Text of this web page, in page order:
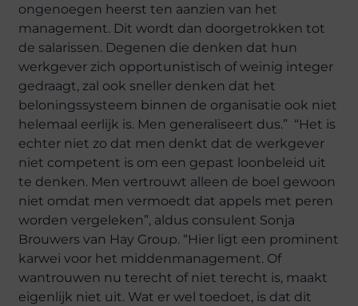
ongenoegen heerst ten aanzien van het
management. Dit wordt dan doorgetrokken tot
de salarissen. Degenen die denken dat hun
werkgever zich opportunistisch of weinig integer
gedraagt, zal ook sneller denken dat het
beloningssysteem binnen de organisatie ook niet
helemaal eerlijk is. Men generaliseert dus.” “Het is
echter niet zo dat men denkt dat de werkgever
niet competent is om een gepast loonbeleid uit
te denken. Men vertrouwt alleen de boel gewoon
niet omdat men vermoedt dat appels met peren
worden vergeleken”, aldus consulent Sonja
Brouwers van Hay Group. “Hier ligt een prominent
karwei voor het middenmanagement. Of
wantrouwen nu terecht of niet terecht is, maakt
eigenlijk niet uit. Wat er wel toedoet, is dat dit